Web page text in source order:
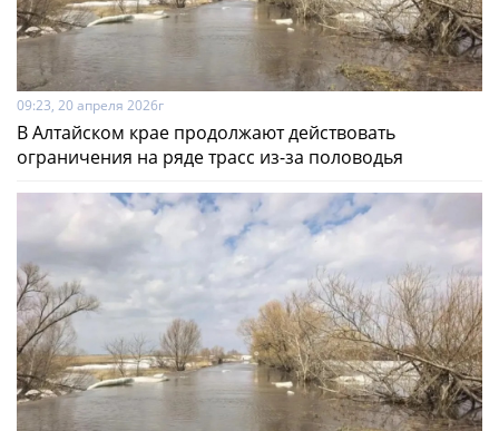
09:23, 20 апреля 2026г
В Алтайском крае продолжают действовать
ограничения на ряде трасс из-за половодья